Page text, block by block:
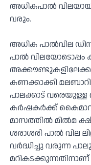
അധികപാല്‍
വരും.
അധിക പാല്‍വില
പാല്‍
കണക്കാക്കി
പാലക്കാട് വരെയുള്ള
കര്‍ഷകര്‍ക്ക്
മാസത്തില്‍ മില്‍മ
ശരാശരി പാല്‍ വില
വര്‍ദ്ധിച്ചു വരുന്ന